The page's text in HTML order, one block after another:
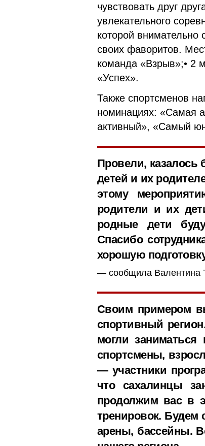
чувствовать друг
увлекательного
которой
своих фаворитов.
команда «Взрыв»;• 2
«Успех».
Также спортсменов
номинациях: «Самая
активный», «Самый
Провели, казалось
детей и их
этому
родители и их
родные дети
Спасибо
хорошую
сообщила Валентина
Своим примером
спортивный
могли
спортсмены,
— участники
что сахалинцы
продолжим вас в
тренировок.
арены, бассейны.